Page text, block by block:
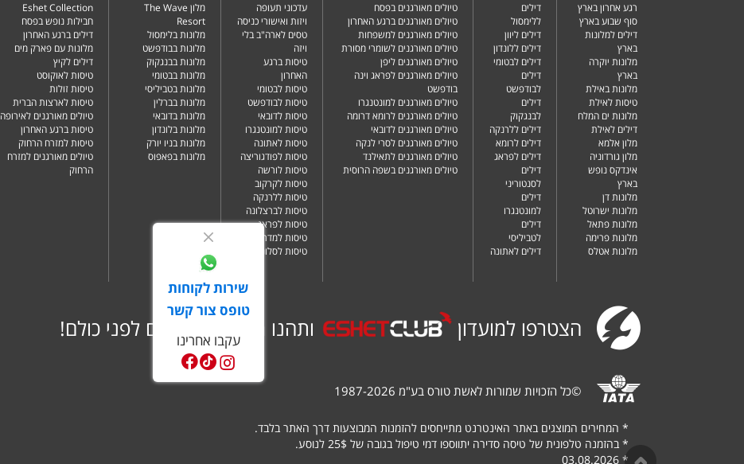
שירות לקוחות
טופס צור קשר
עקבו אחרינו
רגע אחרון בארץ
סוף שבוע בארץ
דילים למלונות
בארץ
מלונות יוקרה
בארץ
מלונות באילת
טיסות לאילת
מלונות ים המלח
דילים לאילת
מלון אלמא
מלון גורדוניה
אינדקס נופש
בארץ
מלונות דן
מלונות ישרוטל
מלונות פתאל
מלונות פרימה
מלונות אטלס
דילים
ללימסול
דילים ליוון
דילים ללונדון
דילים לבטומי
דילים
לבודפשט
דילים
לבנגקוק
דילים ללרנקה
דילים לרומא
דילים לפראג
דילים
לסנטוריני
דילים
למונטנגרו
דילים
לטביליסי
דילים לאתונה
טיולים מאורגנים בפסח
טיולים מאורגנים ברגע האחרון
טיולים מאורגנים למשפחות
טיולים מאורגנים לשומרי מסורת
טיולים מאורגנים ליפן
טיולים מאורגנים לפראג וינה
בודפשט
טיולים מאורגנים למונטנגרו
טיולים מאורגנים לרומא דרומה
טיולים מאורגנים לדובאי
טיולים מאורגנים לסרי לנקה
טיולים מאורגנים לתאילנד
טיולים מאורגנים בשפה הרוסית
עדכוני תעופה
ויזות ואישורי כניסה
טסים לארה"ב בלי
ויזה
טיסות ברגע
האחרון
טיסות לבטומי
טיסות לבודפשט
טיסות לדובאי
טיסות למונטנגרו
טיסות לאתונה
טיסות לפודגוריצה
טיסות לורשה
טיסות לקרקוב
טיסות ללרנקה
טיסות לברצלונה
טיסות לפראג
טיסות למדריד
טיסות לסלוניקי
מלון The Wave
Resort
מלונות בלימסול
מלונות בבודפשט
מלונות בבנגקוק
מלונות בבטומי
מלונות בטביליסי
מלונות בברלין
מלונות בדובאי
מלונות בלונדון
מלונות בניו יורק
מלונות בפאפוס
Eshet Collection
חבילות נופש בפסח
דילים ברגע האחרון
מלונות עם פארק מים
דילים לקיץ
טיסות לאוקוסט
טיסות זולות
טיסות לארצות הברית
טיולים מאורגנים לאירופה
טיסות ברגע האחרון
טיסות למזרח הרחוק
טיולים מאורגנים למזרח
הרחוק
הצטרפו למועדון ותהנו ממבצעים שווים לפני כולם!
©כל הזכויות שמורות לאשת טורס בע"מ 1987-2026
* המחירים המוצגים באתר האינטרנט מתייחסים להזמנות המבוצעות דרך האתר בלבד.
* בהזמנה טלפונית של טיסה סדירה יתווספו דמי טיפול בגובה של 25$ לנוסע.
*
03.08.2026